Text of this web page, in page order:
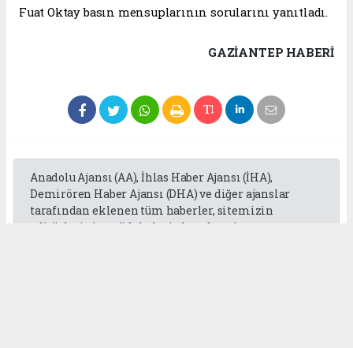
Fuat Oktay basın mensuplarının sorularını yanıtladı.
GAZIANTEP HABERİ
Anadolu Ajansı (AA), İhlas Haber Ajansı (İHA),
Demirören Haber Ajansı (DHA) ve diğer ajanslar
tarafından eklenen tüm haberler, sitemizin
editörlerinin müdahalesi olmadan ajans